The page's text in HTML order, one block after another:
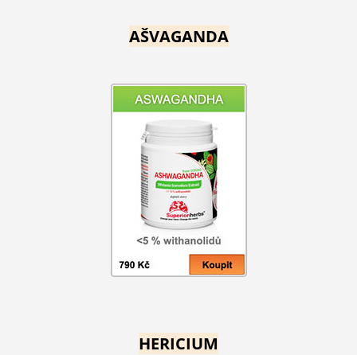
AŠVAGANDA
HERICIUM